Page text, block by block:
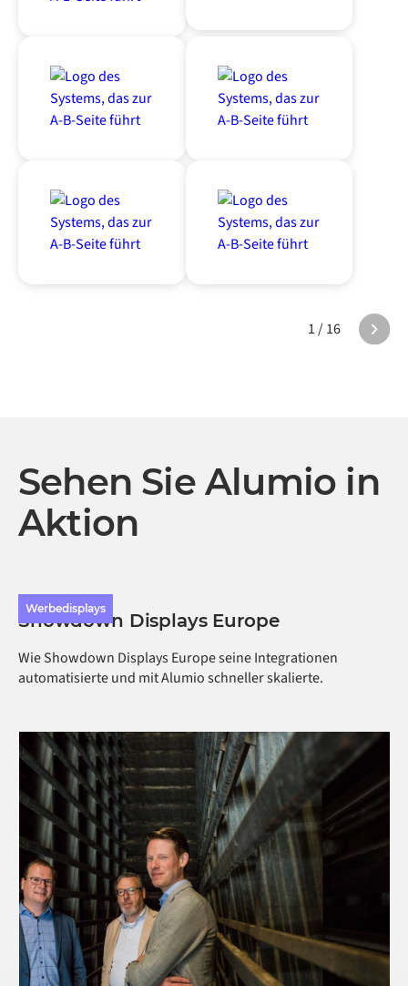
1 / 16
Sehen Sie Alumio in
Aktion
Werbedisplays
Showdown Displays Europe
Wie Showdown Displays Europe seine Integrationen
automatisierte und mit Alumio schneller skalierte.